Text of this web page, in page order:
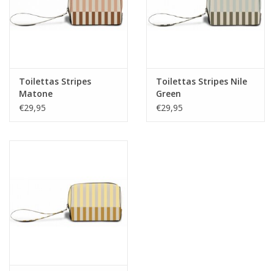
Toilettas Stripes
Matone
€29,95
Toilettas Stripes Nile
Green
€29,95